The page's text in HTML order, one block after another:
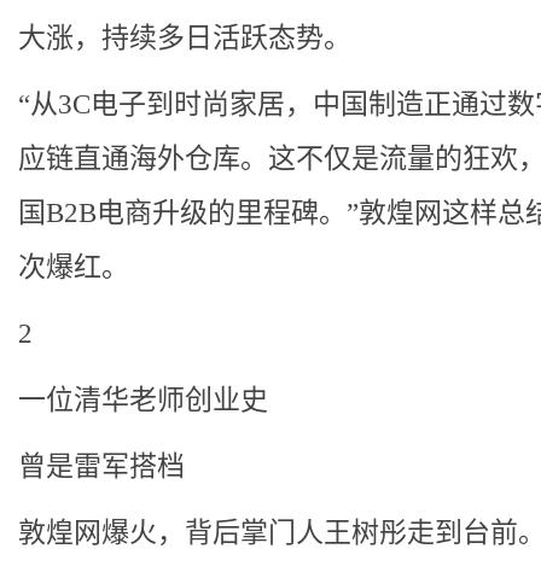
大涨，持续多日活跃态势。
“从3C电子到时尚家居，中国制造正通过
应链直通海外仓库。这不仅是流量的狂欢
国B2B电商升级的里程碑。”敦煌网这样总
次爆红。
2
一位清华老师创业史
曾是雷军搭档
敦煌网爆火，背后掌门人王树彤走到台前